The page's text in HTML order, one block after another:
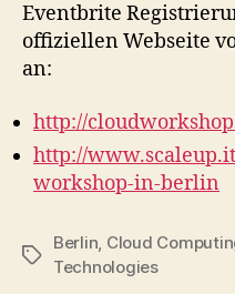
Eventbrite
offiziellen Webseite
an:
http://
http://
workshop-in-berlin
Tags
Berlin Cloud
Technologies